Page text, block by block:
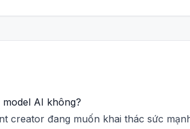
AI không?
creator đang muốn khai thác sức